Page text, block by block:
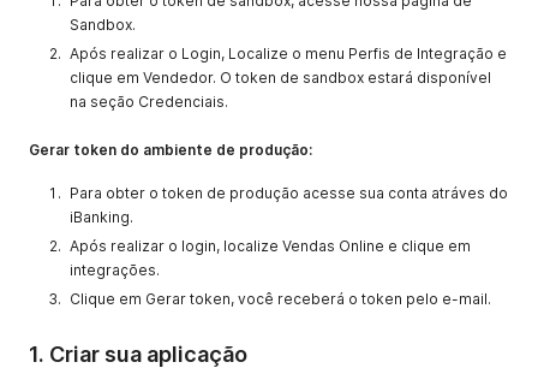
Sandbox.
Após realizar o Login, Localize o menu Perfis de Integração e
clique em Vendedor. O token de sandbox estará disponível
na seção Credenciais.
Gerar token do ambiente de produção:
Para obter o token de produção acesse sua conta atráves do
iBanking.
Após realizar o login, localize Vendas Online e clique em
integrações.
Clique em Gerar token, você receberá o token pelo e-mail.
1. Criar sua aplicação